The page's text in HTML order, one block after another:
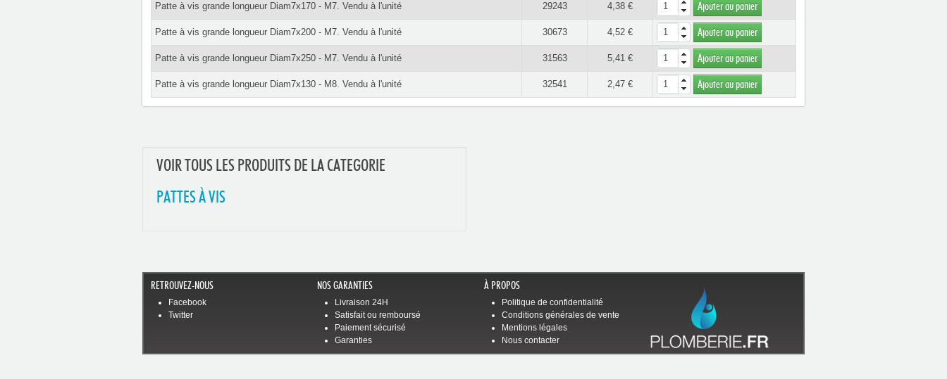
Patte à vis grande longueur Diam7x170 - M7. Vendu à l'unité 29243 4,38 € Ajouter au panier
Patte à vis grande longueur Diam7x200 - M7. Vendu à l'unité 30673 4,52 € Ajouter au panier
Patte à vis grande longueur Diam7x250 - M7. Vendu à l'unité 31563 5,41 € Ajouter au panier
Patte à vis grande longueur Diam7x130 - M8. Vendu à l'unité 32541 2,47 € Ajouter au panier
VOIR TOUS LES PRODUITS DE LA CATEGORIE
PATTES À VIS
RETROUVEZ-NOUS
Facebook
Twitter
NOS GARANTIES
Livraison 24H
Satisfait ou remboursé
Paiement sécurisé
Garanties
À PROPOS
Politique de confidentialité
Conditions générales de vente
Mentions légales
Nous contacter